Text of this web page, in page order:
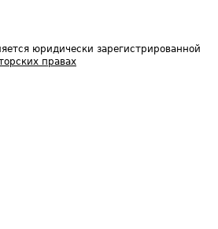
юридически зарегистрированной
правах